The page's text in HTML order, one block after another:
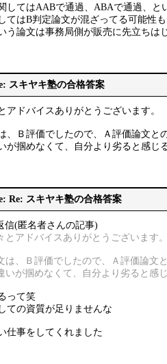
してはAABで通過、ABAで通過、と
てはB判定論文が混ざってる可能性
う論文は事務局側が販売に先立ち
スキヤキ塾の合格答案
アドバイスありがとうございます。
、Ｂ評価でしたので、Ａ評価論文と
が掴めなくて、自分より劣ると感
Re: スキヤキ塾の合格答案
信(匿名者さんの記事)
とアドバイスありがとうございます
は、Ｂ評価でしたので、Ａ評価論文
いが掴めなくて、自分より劣ると感
って笑
ての資質が足りませんな
仕事をしてくれました